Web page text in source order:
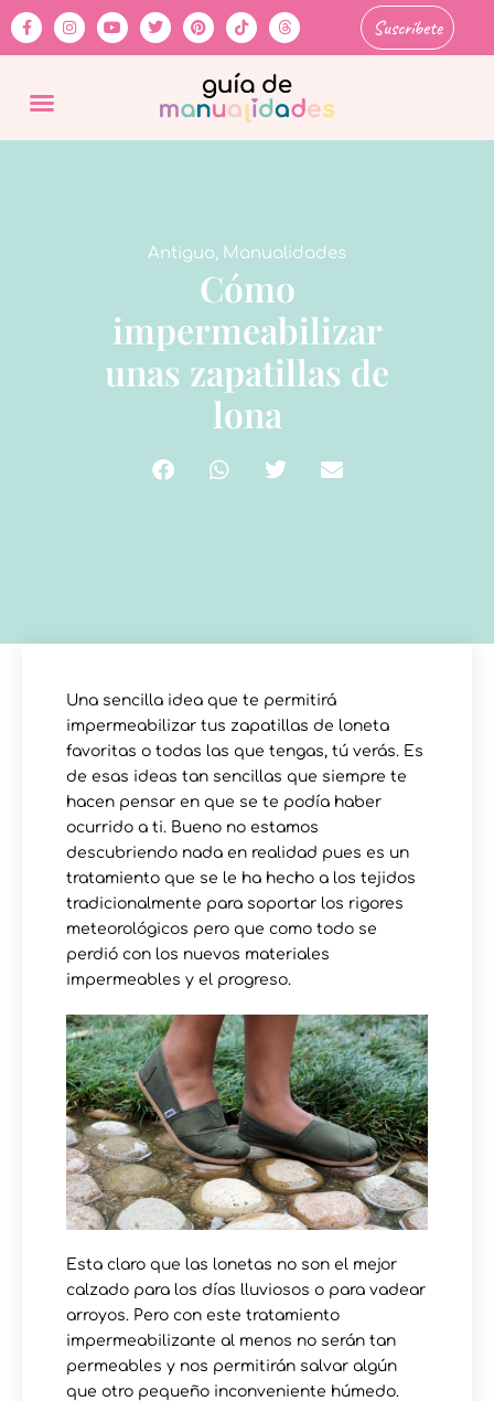
Suscríbete
Antiguo, Manualidades
Cómo
impermeabilizar
unas zapatillas de
lona
Una sencilla idea que te permitirá
impermeabilizar tus zapatillas de loneta
favoritas o todas las que tengas, tú verás. Es
de esas ideas tan sencillas que siempre te
hacen pensar en que se te podía haber
ocurrido a ti. Bueno no estamos
descubriendo nada en realidad pues es un
tratamiento que se le ha hecho a los tejidos
tradicionalmente para soportar los rigores
meteorológicos pero que como todo se
perdió con los nuevos materiales
impermeables y el progreso.
Esta claro que las lonetas no son el mejor
calzado para los días lluviosos o para vadear
arroyos. Pero con este tratamiento
impermeabilizante al menos no serán tan
permeables y nos permitirán salvar algún
que otro pequeño inconveniente húmedo.